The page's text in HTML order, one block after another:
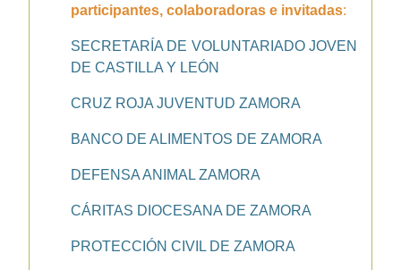
participantes, colaboradoras e invitadas:
SECRETARÍA DE VOLUNTARIADO JOVEN
DE CASTILLA Y LEÓN
CRUZ ROJA JUVENTUD ZAMORA
BANCO DE ALIMENTOS DE ZAMORA
DEFENSA ANIMAL ZAMORA
CÁRITAS DIOCESANA DE ZAMORA
PROTECCIÓN CIVIL DE ZAMORA